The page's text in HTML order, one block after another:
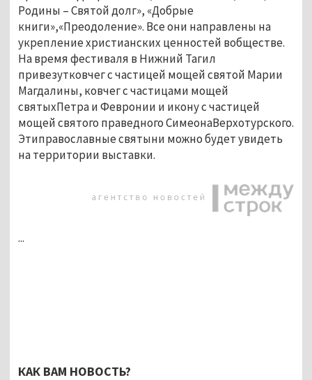
Родины – Святой долг», «Добрые
книги»,«Преодоление». Все они направлены на
укрепление христианских ценностей вобществе.
На время фестиваля в Нижний Тагил
привезутковчег с частицей мощей святой Марии
Магдалины, ковчег с частицами мощей
святыхПетра и Февронии и икону с частицей
мощей святого праведного СимеонаВерхотурского.
Этиправославные святыни можно будет увидеть
на территории выставки.
...
КАК ВАМ НОВОСТЬ?